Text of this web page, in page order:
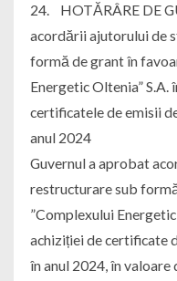
24. HOTĂRÂRE DE
acordării ajutorului de
formă de grant în
Energetic Oltenia”
certificatele de emisii
anul 2024
Guvernul a aprobat
restructurare sub
”Complexului
achiziției de certificate
în anul 2024, în valoare